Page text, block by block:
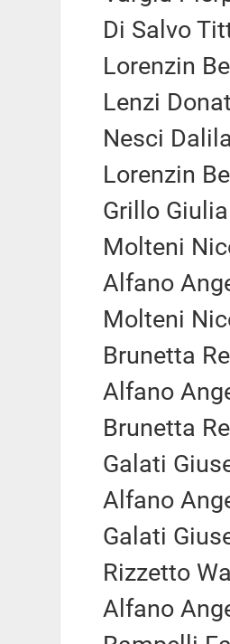
Di Salvo
Lorenzin
Lenzi
Nesci
Lorenzin
Grillo
Molteni
Alfano
Molteni
Brunetta
Alfano
Brunetta
Galati
Alfano
Galati
Rizzetto
Alfano